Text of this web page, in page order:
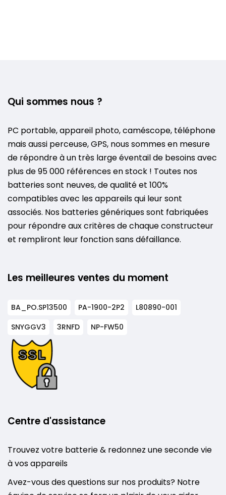
Qui sommes nous ?
PC portable, appareil photo, caméscope, téléphone
mais aussi perceuse, GPS, nous sommes en mesure
de répondre à un très large éventail de besoins avec
plus de 95 000 références en stock ! Toutes nos
batteries sont neuves, de qualité et 100%
compatibles avec les appareils qui leur sont
associés. Nos batteries génériques sont fabriquées
pour répondre aux critères de chaque constructeur
et rempliront leur fonction sans défaillance.
Les meilleures ventes du moment
BA_PO.SP13500 PA-1900-2P2
L80890-001
SNYGGV3
3RNFD NP-FW50
Centre d'assistance
Trouvez votre batterie & redonnez une seconde vie
à vos appareils
Avez-vous des questions sur nos produits? Notre